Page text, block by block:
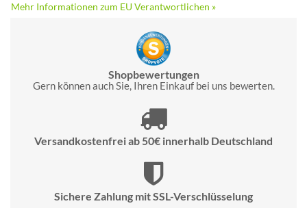
Mehr Informationen zum EU Verantwortlichen »
Shopbewertungen
Gern können auch Sie, Ihren Einkauf bei uns bewerten.
Versandkostenfrei ab 50€ innerhalb Deutschland
Sichere Zahlung mit SSL-Verschlüsselung